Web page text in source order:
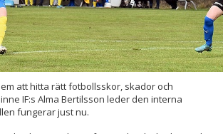
att hitta rätt fotbollsskor, skador och
IF:s Alma Bertilsson leder den interna
fungerar just nu.